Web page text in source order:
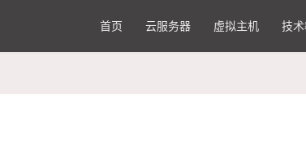
首页 云服务器 虚拟主机 技